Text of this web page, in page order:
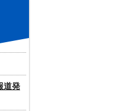
道発